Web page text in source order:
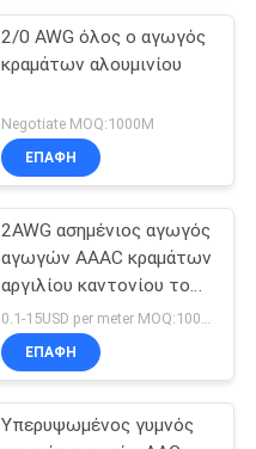
2/0 AWG όλος ο αγωγός
κραμάτων αλουμινίου
Negotiate MOQ:1000M
ΕΠΑΦΉ
2AWG ασημένιος αγωγός
αγωγών AAAC κραμάτων
αργιλίου καντονίου του
Γκρήλεϋ Azusa
0.1-15USD per meter MOQ:1000M
ΕΠΑΦΉ
Υπερυψωμένος γυμνός